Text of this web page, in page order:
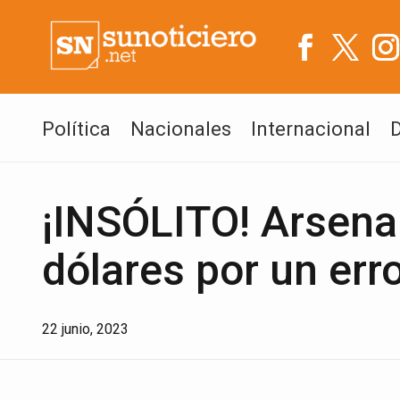
Política Nacionales Internacional
¡INSÓLITO!
dólares por un
22 junio, 2023